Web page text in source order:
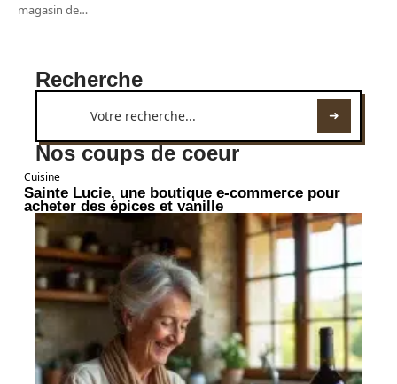
magasin de…
Recherche
Nos coups de coeur
Cuisine
Sainte Lucie, une boutique e-commerce pour
acheter des épices et vanille